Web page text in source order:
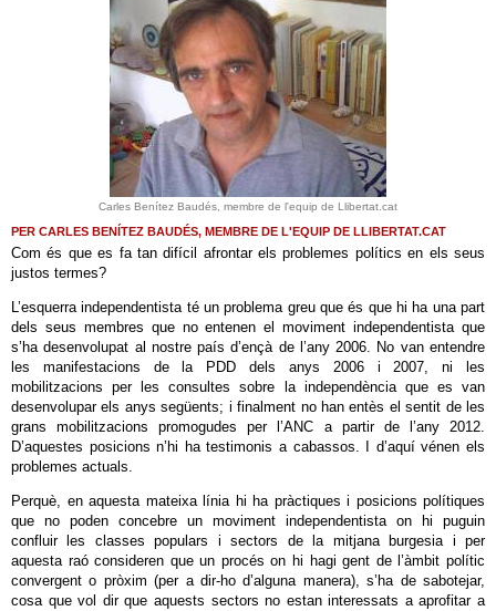
Carles Benítez Baudés, membre de l'equip de Llibertat.cat
PER CARLES BENÍTEZ BAUDÉS, MEMBRE DE L'EQUIP DE LLIBERTAT.CAT
Com és que es fa tan difícil afrontar els problemes polítics en els seus
justos termes?
L’esquerra independentista té un problema greu que és que hi ha una part
dels seus membres que no entenen el moviment independentista que
s’ha desenvolupat al nostre país d’ençà de l’any 2006. No van entendre
les manifestacions de la PDD dels anys 2006 i 2007, ni les
mobilitzacions per les consultes sobre la independència que es van
desenvolupar els anys següents; i finalment no han entès el sentit de les
grans mobilitzacions promogudes per l’ANC a partir de l’any 2012.
D’aquestes posicions n’hi ha testimonis a cabassos. I d’aquí vénen els
problemes actuals.
Perquè, en aquesta mateixa línia hi ha pràctiques i posicions polítiques
que no poden concebre un moviment independentista on hi puguin
confluir les classes populars i sectors de la mitjana burgesia i per
aquesta raó consideren que un procés on hi hagi gent de l’àmbit polític
convergent o pròxim (per a dir-ho d’alguna manera), s’ha de sabotejar,
cosa que vol dir que aquests sectors no estan interessats a aprofitar a